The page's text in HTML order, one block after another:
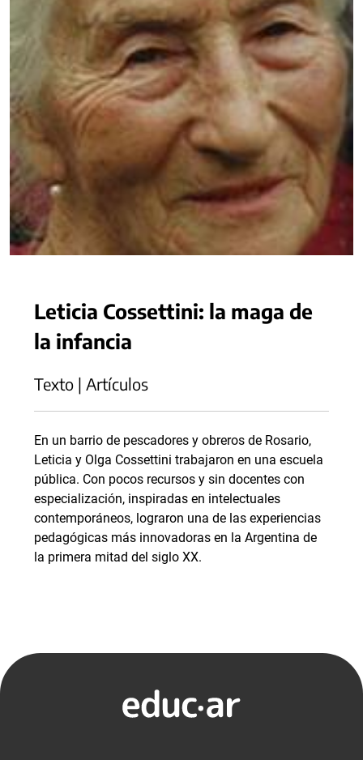
Leticia Cossettini: la maga de
la infancia
Texto | Artículos
En un barrio de pescadores y obreros de Rosario,
Leticia y Olga Cossettini trabajaron en una escuela
pública. Con pocos recursos y sin docentes con
especialización, inspiradas en intelectuales
contemporáneos, lograron una de las experiencias
pedagógicas más innovadoras en la Argentina de
la primera mitad del siglo XX.